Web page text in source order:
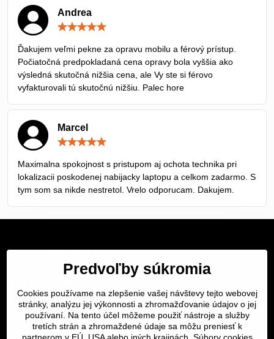
Andrea
5
Ďakujem veľmi pekne za opravu mobilu a férový prístup.
Počiatočná predpokladaná cena opravy bola vyššia ako
výsledná skutočná nižšia cena, ale Vy ste si férovo
vyfakturovali tú skutočnú nižšiu. Palec hore
Marcel
5
Maximalna spokojnost s pristupom aj ochota technika pri
lokalizacii poskodenej nabijacky laptopu a celkom zadarmo. S
tym som sa nikde nestretol. Vrelo odporucam. Dakujem.
Servis Bratislava
Servis Košice
Predvoľby súkromia
Cookies používame na zlepšenie vašej návštevy tejto webovej
stránky, analýzu jej výkonnosti a zhromažďovanie údajov o jej
používaní. Na tento účel môžeme použiť nástroje a služby
tretích strán a zhromaždené údaje sa môžu preniesť k